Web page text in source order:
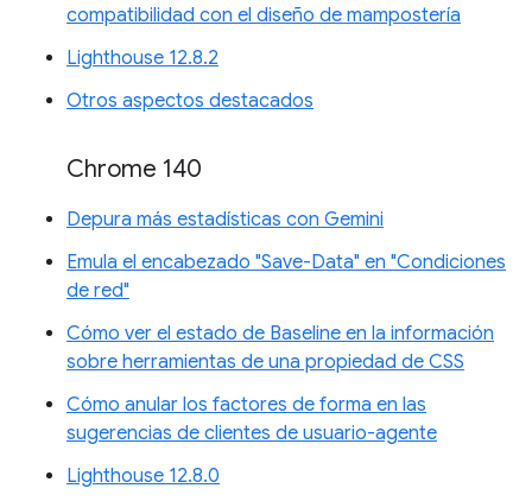
compatibilidad con el diseño de mampostería
Lighthouse 12.8.2
Otros aspectos destacados
Chrome 140
Depura más estadísticas con Gemini
Emula el encabezado "Save-Data" en "Condiciones
de red"
Cómo ver el estado de Baseline en la información
sobre herramientas de una propiedad de CSS
Cómo anular los factores de forma en las
sugerencias de clientes de usuario-agente
Lighthouse 12.8.0